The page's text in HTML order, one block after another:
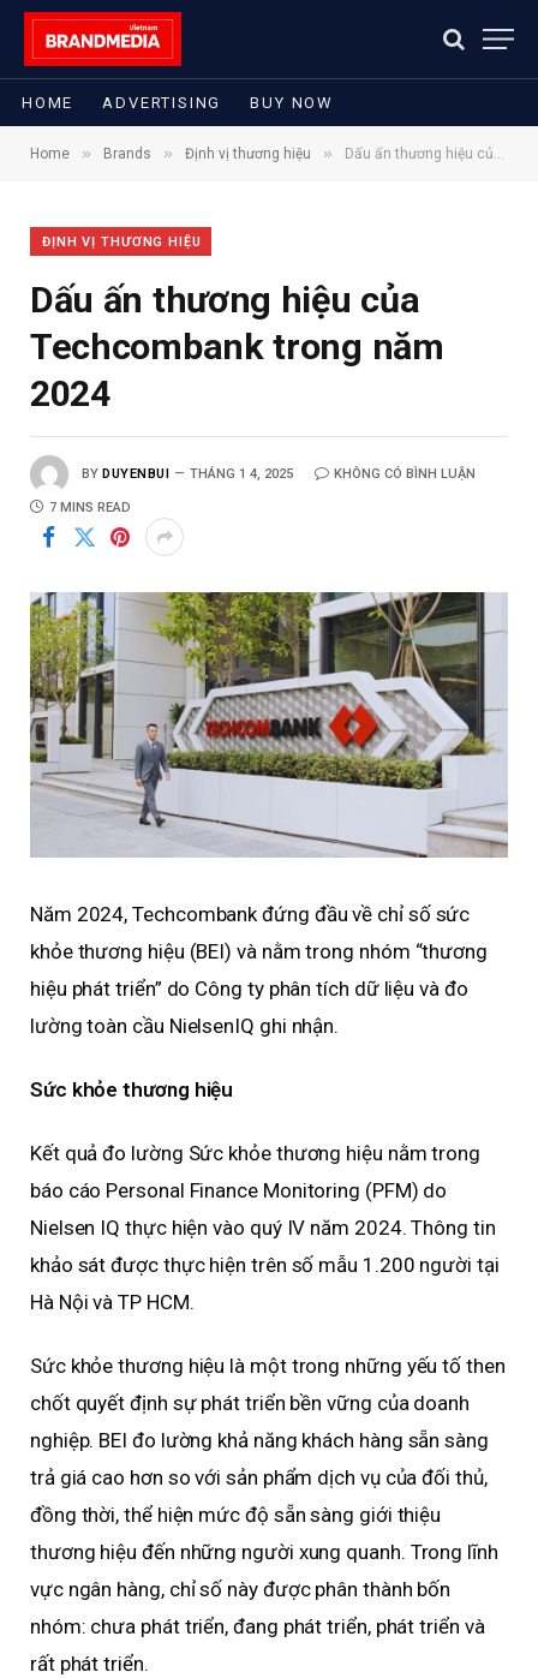
HOME ADVERTISING BUY NOW
Home » Brands » Định vị thương hiệu » Dấu ấn thương hiệu của Techcombank trong năm 2024
ĐỊNH VỊ THƯƠNG HIỆU
Dấu ấn thương hiệu của
Techcombank trong năm
2024
BY DUYENBUI THÁNG 1 4, 2025 KHÔNG CÓ BÌNH LUẬN
7 MINS READ
Năm 2024, Techcombank đứng đầu về chỉ số sức
khỏe thương hiệu (BEI) và nằm trong nhóm “thương
hiệu phát triển” do Công ty phân tích dữ liệu và đo
lường toàn cầu NielsenIQ ghi nhận.
Sức khỏe thương hiệu
Kết quả đo lường Sức khỏe thương hiệu nằm trong
báo cáo Personal Finance Monitoring (PFM) do
Nielsen IQ thực hiện vào quý IV năm 2024. Thông tin
khảo sát được thực hiện trên số mẫu 1.200 người tại
Hà Nội và TP HCM.
Sức khỏe thương hiệu là một trong những yếu tố then
chốt quyết định sự phát triển bền vững của doanh
nghiệp. BEI đo lường khả năng khách hàng sẵn sàng
trả giá cao hơn so với sản phẩm dịch vụ của đối thủ,
đồng thời, thể hiện mức độ sẵn sàng giới thiệu
thương hiệu đến những người xung quanh. Trong lĩnh
vực ngân hàng, chỉ số này được phân thành bốn
nhóm: chưa phát triển, đang phát triển, phát triển và
rất phát triển.